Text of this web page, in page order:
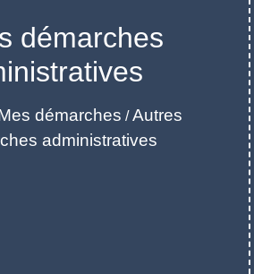
démarches
démarches /Autres
administratives